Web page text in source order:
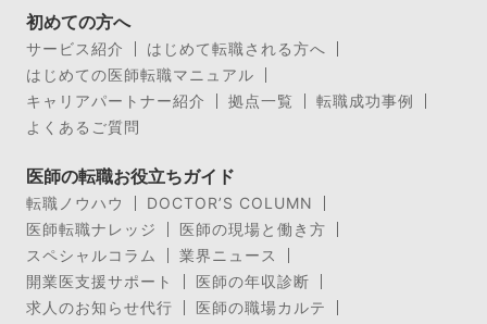
初めての方へ
サービス紹介
はじめて転職される方へ
はじめての医師転職マニュアル
キャリアパートナー紹介
拠点一覧
転職成功事例
よくあるご質問
医師の転職お役立ちガイド
転職ノウハウ
DOCTOR’S COLUMN
医師転職ナレッジ
医師の現場と働き方
スペシャルコラム
業界ニュース
開業医支援サポート
医師の年収診断
求人のお知らせ代行
医師の職場カルテ